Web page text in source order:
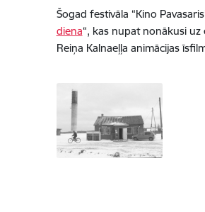
Šogad festivāla “Kino
diena“, kas nupat nonākusi
Reiņa Kalnaeļļa animācijas